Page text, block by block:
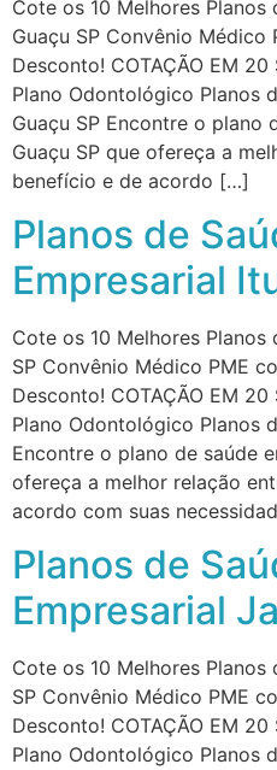
Cote os 10 Melhores Planos
Guaçu SP Convênio Médico
Desconto! COTAÇÃO EM 20
Plano Odontológico Planos
Guaçu SP Encontre o plano
Guaçu SP que ofereça a
benefício e de acordo […]
Planos de
Empresarial
Cote os 10 Melhores Planos
SP Convênio Médico PME
Desconto! COTAÇÃO EM 20
Plano Odontológico Planos
Encontre o plano de saúde
ofereça a melhor relação
acordo com suas
Planos de
Empresarial
Cote os 10 Melhores Planos
SP Convênio Médico PME
Desconto! COTAÇÃO EM 20
Plano Odontológico Planos